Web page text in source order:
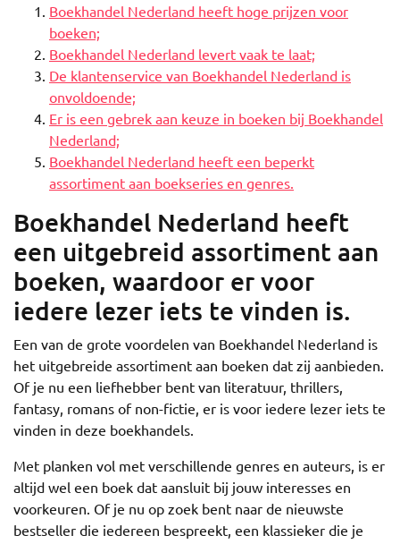
Boekhandel Nederland heeft hoge prijzen voor
boeken;
Boekhandel Nederland levert vaak te laat;
De klantenservice van Boekhandel Nederland is
onvoldoende;
Er is een gebrek aan keuze in boeken bij Boekhandel
Nederland;
Boekhandel Nederland heeft een beperkt
assortiment aan boekseries en genres.
Boekhandel Nederland heeft
een uitgebreid assortiment aan
boeken, waardoor er voor
iedere lezer iets te vinden is.
Een van de grote voordelen van Boekhandel Nederland is
het uitgebreide assortiment aan boeken dat zij aanbieden.
Of je nu een liefhebber bent van literatuur, thrillers,
fantasy, romans of non-fictie, er is voor iedere lezer iets te
vinden in deze boekhandels.
Met planken vol met verschillende genres en auteurs, is er
altijd wel een boek dat aansluit bij jouw interesses en
voorkeuren. Of je nu op zoek bent naar de nieuwste
bestseller die iedereen bespreekt, een klassieker die je